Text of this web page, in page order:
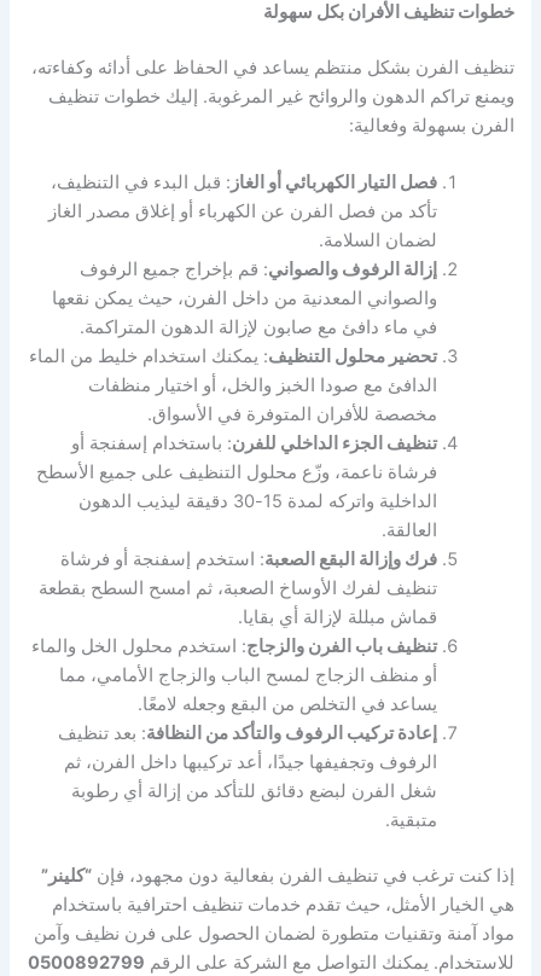
خطوات تنظيف الأفران بكل سهولة
تنظيف الفرن بشكل منتظم يساعد في الحفاظ على أدائه وكفاءته،
ويمنع تراكم الدهون والروائح غير المرغوبة. إليك خطوات تنظيف
الفرن بسهولة وفعالية:
فصل التيار الكهربائي أو الغاز : قبل البدء في التنظيف،
تأكد من فصل الفرن عن الكهرباء أو إغلاق مصدر الغاز
لضمان السلامة.
إزالة الرفوف والصواني: قم بإخراج جميع الرفوف
والصواني المعدنية من داخل الفرن، حيث يمكن نقعها
في ماء دافئ مع صابون لإزالة الدهون المتراكمة.
تحضير محلول التنظيف: يمكنك استخدام خليط من الماء
الدافئ مع صودا الخبز والخل، أو اختيار منظفات
مخصصة للأفران المتوفرة في الأسواق.
تنظيف الجزء الداخلي للفرن: باستخدام إسفنجة أو
فرشاة ناعمة، وزّع محلول التنظيف على جميع الأسطح
الداخلية واتركه لمدة 15-30 دقيقة ليذيب الدهون
العالقة.
فرك وإزالة البقع الصعبة: استخدم إسفنجة أو فرشاة
تنظيف لفرك الأوساخ الصعبة، ثم امسح السطح بقطعة
قماش مبللة لإزالة أي بقايا.
تنظيف باب الفرن والزجاج: استخدم محلول الخل والماء
أو منظف الزجاج لمسح الباب والزجاج الأمامي، مما
يساعد في التخلص من البقع وجعله لامعًا.
إعادة تركيب الرفوف والتأكد من النظافة: بعد تنظيف
الرفوف وتجفيفها جيدًا، أعد تركيبها داخل الفرن، ثم
شغل الفرن لبضع دقائق للتأكد من إزالة أي رطوبة
متبقية.
إذا كنت ترغب في تنظيف الفرن بفعالية دون مجهود، فإن“كلينر”
هي الخيار الأمثل، حيث تقدم خدمات تنظيف احترافية باستخدام
مواد آمنة وتقنيات متطورة لضمان الحصول على فرن نظيف وآمن
للاستخدام. يمكنك التواصل مع الشركة على الرقم 0500892799